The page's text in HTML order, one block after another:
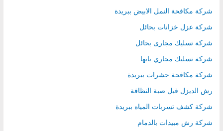
شركة مكافحة النمل الابيض ببريدة
شركة عزل خزانات بحائل
شركة تسليك مجارى بحائل
شركة تسليك مجاري بابها
شركة مكافحة حشرات ببريدة
رش الديزل قبل صبة النظافة
شركة كشف تسربات المياه ببريدة
شركة رش مبيدات بالدمام